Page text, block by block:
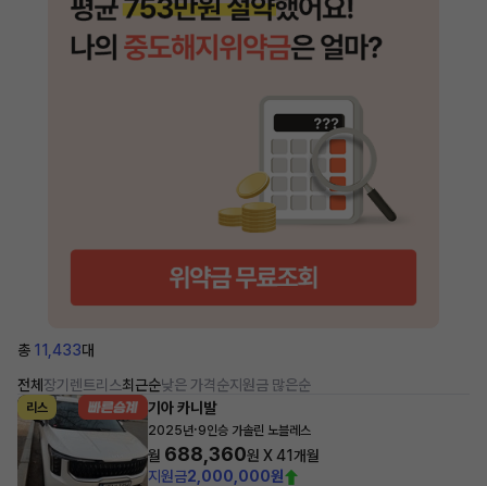
총 11,433대
전체 장기렌트리스최근순낮은 가격순지원금 많은순
리스 기아 카니발
2025년·9인승 가솔린 노블레스
월 688,360원 X41개월
지원금2,000,000원